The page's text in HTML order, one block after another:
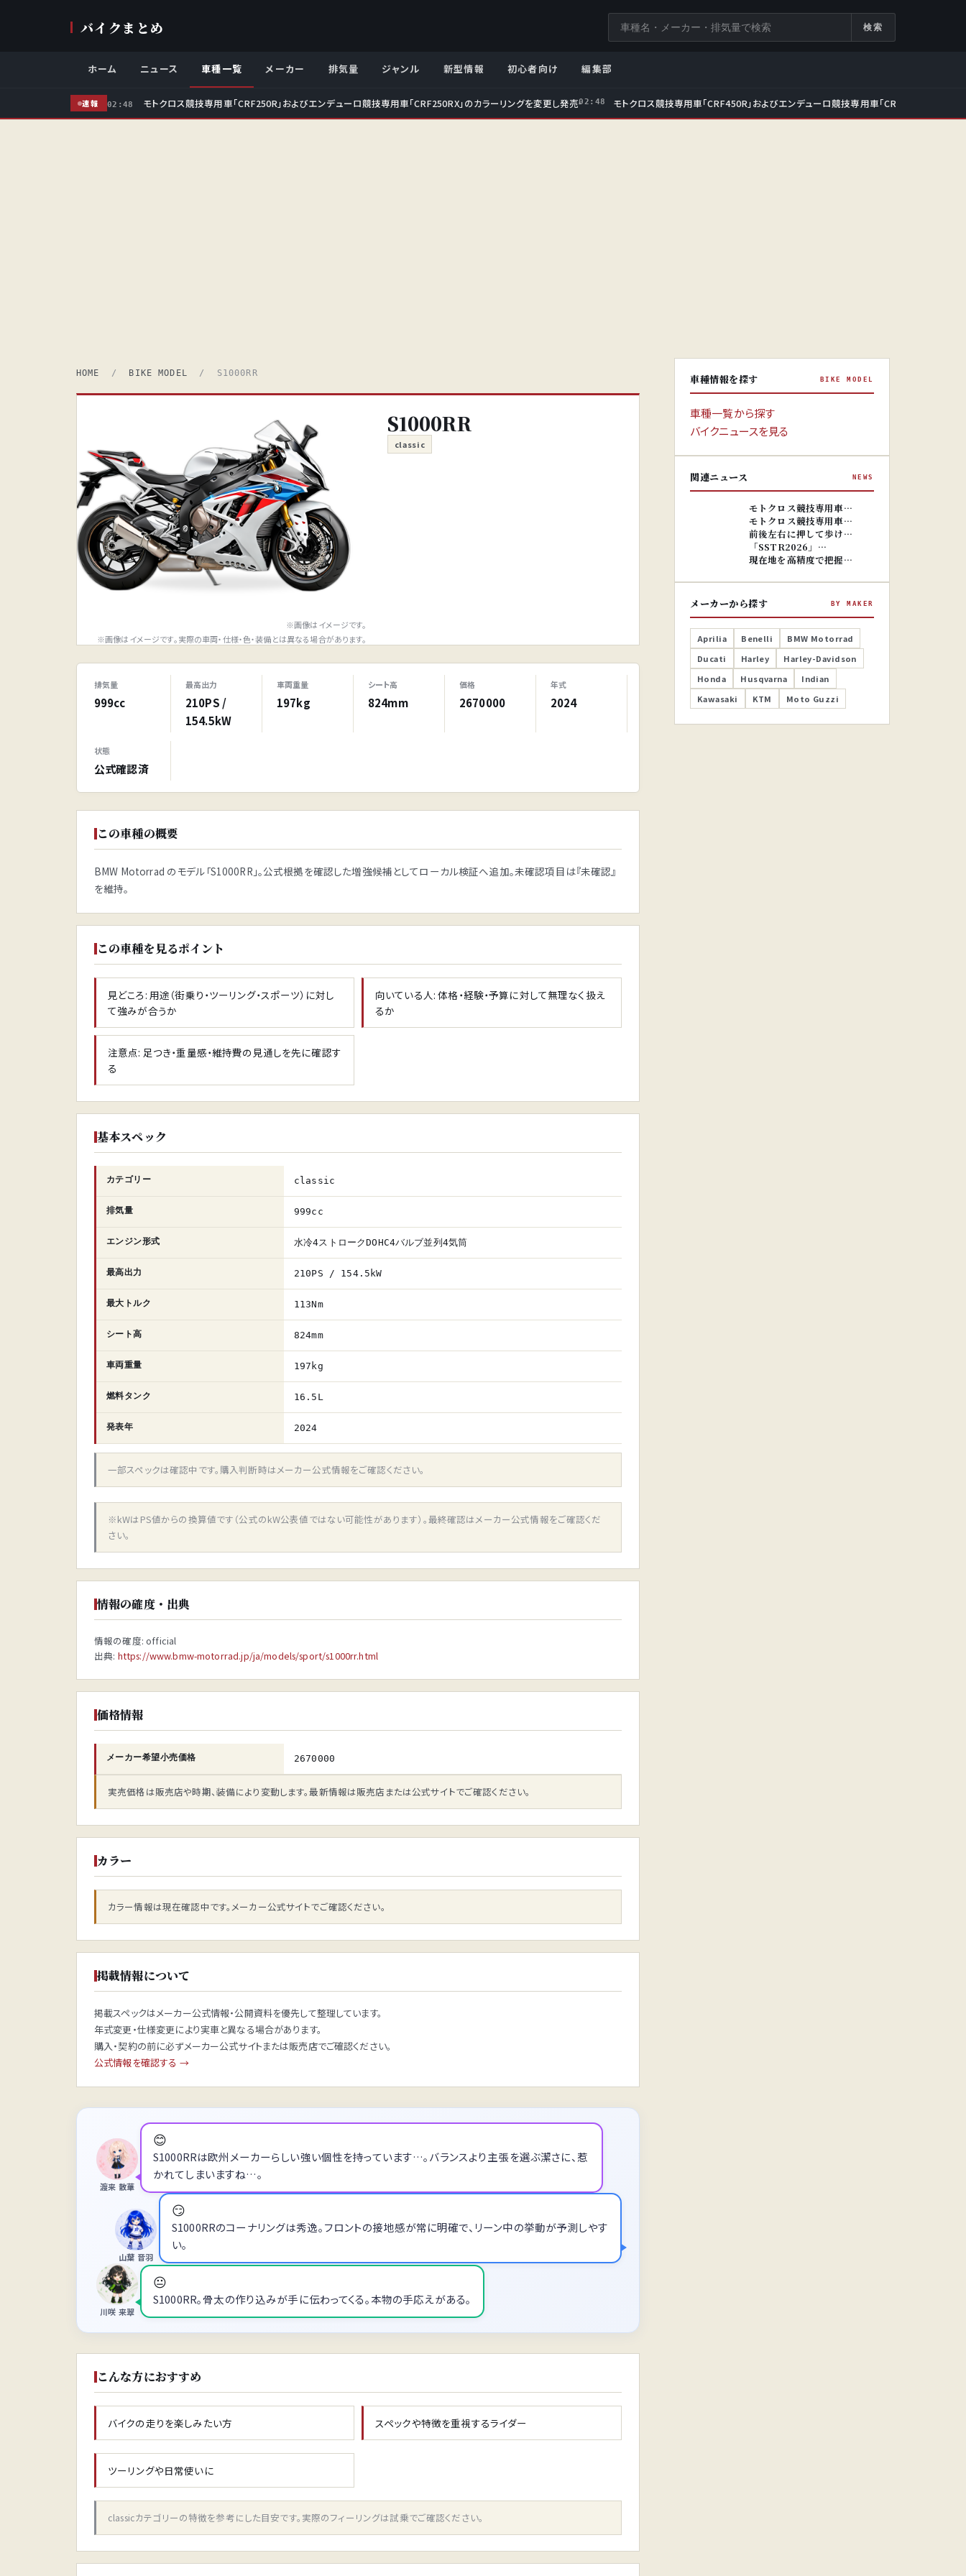
バイクまとめ
イ
内
索
検索
ホーム ニュース 車種一覧 メーカー 排気量 ジャンル 新型情報 初心者向け 編集部
速報 02:48 モトクロス競技専用車「CRF250R」およびエンデューロ競技専用車「CRF250RX」のカラーリングを変更し発売02:48 モトクロス競技専用車「CRF450R」およびエンデューロ競技専用車「CRF450RX」をフル
HOME / BIKE MODEL / S1000RR
※画像はイメージです。
※画像はイメージです。実際の車両・仕様・色・装備とは異なる場合があります。
S1000RR
classic
排気量
999cc
最高出力
210PS /
154.5kW
車両重量
197kg
シート高
824mm
価格
2670000
年式
2024
状態
公式確認済
この車種の概要
BMW Motorrad のモデル「S1000RR」。公式根拠を確認した増強候補としてローカル検証へ追加。未確認項目は『未確認』
を維持。
この車種を見るポイント
見どころ: 用途（街乗り・ツーリング・スポーツ）に対し
て強みが合うか
向いている人: 体格・経験・予算に対して無理なく扱え
るか
注意点: 足つき・重量感・維持費の見通しを先に確認す
る
基本スペック
カテゴリー classic
排気量 999cc
エンジン形式 水冷4ストロークDOHC4バルブ並列4気筒
最高出力 210PS / 154.5kW
最大トルク 113Nm
シート高 824mm
車両重量 197kg
燃料タンク 16.5L
発表年 2024
一部スペックは確認中です。購入判断時はメーカー公式情報をご確認ください。
※kWはPS値からの換算値です（公式のkW公表値ではない可能性があります）。最終確認はメーカー公式情報をご確認くだ
さい。
情報の確度・出典
情報の確度: official
出典: https://www.bmw-motorrad.jp/ja/models/sport/s1000rr.html
価格情報
メーカー希望小売価格 2670000
実売価格は販売店や時期、装備により変動します。最新情報は販売店または公式サイトでご確認ください。
カラー
カラー情報は現在確認中です。メーカー公式サイトでご確認ください。
掲載情報について
掲載スペックはメーカー公式情報・公開資料を優先して整理しています。
年式変更・仕様変更により実車と異なる場合があります。
購入・契約の前に必ずメーカー公式サイトまたは販売店でご確認ください。
公式情報を確認する →
渡来 散華
😊
S1000RRは欧州メーカーらしい強い個性を持っています…。バランスより主張を選ぶ潔さに、惹
かれてしまいますね…。
😏
S1000RRのコーナリングは秀逸。フロントの接地感が常に明確で、リーン中の挙動が予測しやす
い。
山葉 音羽
川咲 来翠
😐
S1000RR。骨太の作り込みが手に伝わってくる。本物の手応えがある。
こんな方におすすめ
バイクの走りを楽しみたい方 スペックや特徴を重視するライダー
ツーリングや日常使いに
classicカテゴリーの特徴を参考にした目安です。実際のフィーリングは試乗でご確認ください。
車種情報を探す BIKE MODEL
車種一覧から探す
バイクニュースを見る
関連ニュース NEWS
※画像はイ
モトクロス競技専用車…
モトクロス競技専用車…
前後左右に押して歩け…
「SSTR2026」…
現在地を高精度で把握…
メーカーから探す BY MAKER
Aprilia Benelli
BMW Motorrad
Ducati
Harley
Harley-Davidson
Honda
Husqvarna
Indian
Kawasaki
KTM Moto Guzzi